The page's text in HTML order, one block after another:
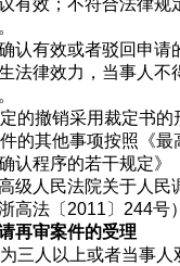
有效；不符合法律规
认有效或者驳回申请
法律效力，当事人不
的撤销采用裁定书的
的其他事项按照《最
认程序的若干规定》
级人民法院关于人民
高法〔2011〕244号
再审案件的受理
三人以上或者当事人